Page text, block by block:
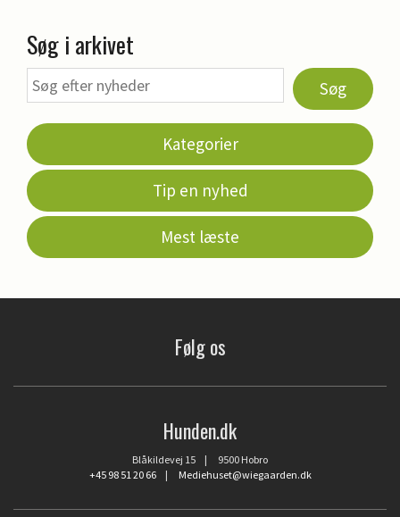
Søg i arkivet
Søg
Kategorier
Tip en nyhed
Mest læste
Følg os
Hunden.dk
Blåkildevej 15 | 9500 Hobro
+45 98 51 20 66| Mediehuset@wiegaarden.dk